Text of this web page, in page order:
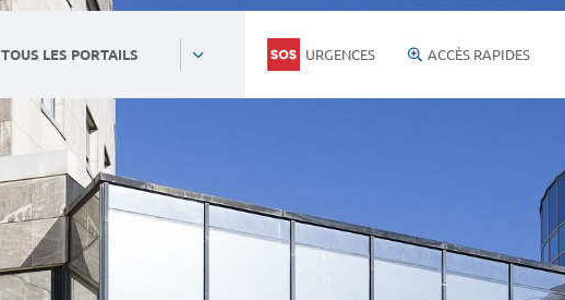
TOUS LES PORTAILS URGENCES ACCÈS RAPIDES